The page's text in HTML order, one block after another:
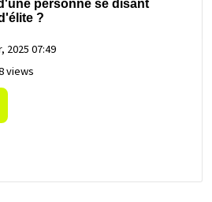
personne se disant
?
2025 07:49
views